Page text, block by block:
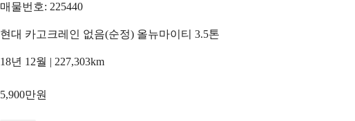
매물번호: 225440
현대 카고크레인 없음(순정) 올뉴마이티 3.5톤
18년 12월 | 227,303km
5,900만원